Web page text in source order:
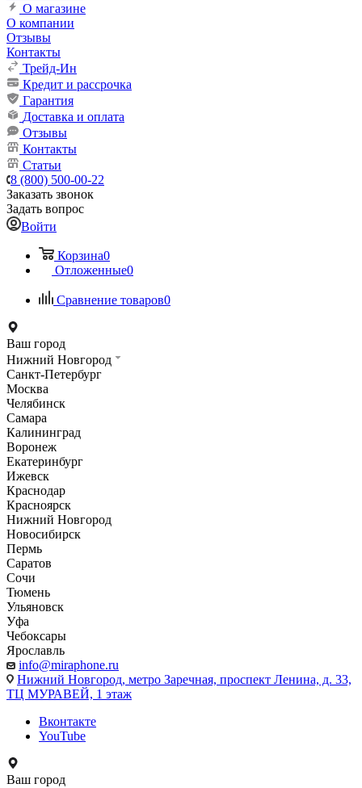
О магазине
О компании
Отзывы
Контакты
Трейд-Ин
Кредит и рассрочка
Гарантия
Доставка и оплата
Отзывы
Контакты
Статьи
8 (800) 500-00-22
Заказать звонок
Задать вопрос
Войти
Корзина0
Отложенные0
Сравнение товаров0
Ваш город
Нижний Новгород
Санкт-Петербург
Москва
Челябинск
Самара
Калининград
Воронеж
Екатеринбург
Ижевск
Краснодар
Красноярск
Нижний Новгород
Новосибирск
Пермь
Саратов
Сочи
Тюмень
Ульяновск
Уфа
Чебоксары
Ярославль
info@miraphone.ru
Нижний Новгород, метро Заречная, проспект Ленина, д. 33,
ТЦ МУРАВЕЙ, 1 этаж
Вконтакте
YouTube
Ваш город